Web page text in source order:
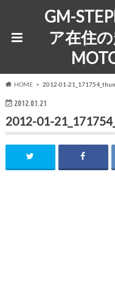
GM-
ア在住
HOME 2012-01-
2012.01.21
2012-01-